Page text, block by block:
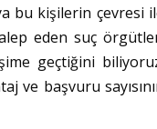
bu kişilerin çevresi
eden suç
geçtiğini
ve başvuru